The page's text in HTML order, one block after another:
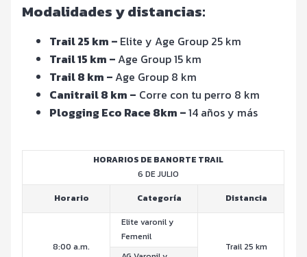
Modalidades y distancias:
Trail 25 km – Elite y Age Group 25 km
Trail 15 km –Age Group 15 km
Trail 8 km –Age Group 8 km
Canitrail 8 km – Corre con tu perro 8 km
Plogging Eco Race 8km –14 años y más
HORARIOS DE BANORTE TRAIL
6 DE JULIO
Horario
Categoría Distancia
8:00 a.m.
Elite varonil y
Femenil
Trail 25 km